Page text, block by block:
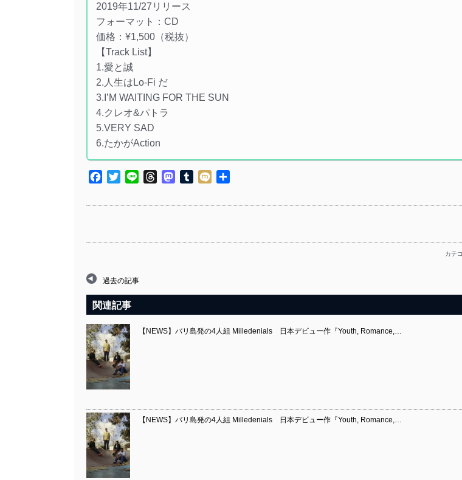
2019年11/27リリース
フォーマット：CD
価格：¥1,500（税抜）
【Track List】
1.愛と誠
2.人生はLo-Fi だ
3.I’M WAITING FOR THE SUN
4.クレオ&パトラ
5.VERY SAD
6.たかがAction
Facebook
TwitterLine ThreadsMastodon
TumblrMixi
カテ
過去の記事
関連記事
【NEWS】バリ島発の4人組 Milledenials 日本デビュー作『Youth, Romance,…
【NEWS】バリ島発の4人組 Milledenials 日本デビュー作『Youth, Romance,…